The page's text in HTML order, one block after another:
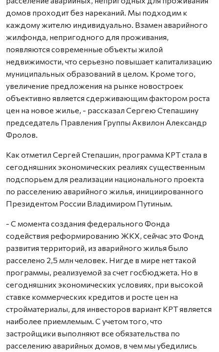
домов проходит без нареканий. Мы подходим к
каждому жителю индивидуально. Взамен аварийного
жилфонда, непригодного для проживания,
появляются современные объекты жилой
недвижимости, что серьезно повышает капитализацию
муниципальных образований в целом. Кроме того,
увеличение предложения на рынке новостроек
объективно является сдерживающим фактором роста
цен на новое жилье, - рассказал Сергею Степашину
председатель Правления Группы Аквилон Александр
Фролов.
Как отметил Сергей Степашин, программа КРТ стала в
сегодняшних экономических реалиях существенным
подспорьем для реализации национального проекта
по расселению аварийного жилья, инициированного
Президентом России Владимиром Путиным.
- С момента создания федерального Фонда
содействия реформированию ЖКХ, сейчас это Фонд
развития территорий, из аварийного жилья было
расселено 2,5 млн человек. Нигде в мире нет такой
программы, реализуемой за счет госбюджета. Но в
сегодняшних экономических условиях, при высокой
ставке коммерческих кредитов и росте цен на
стройматериалы, для инвесторов вариант КРТ является
наиболее приемлемым. С учетом того, что
застройщики выполняют все обязательства по
расселению аварийных домов, в чем мы убедились